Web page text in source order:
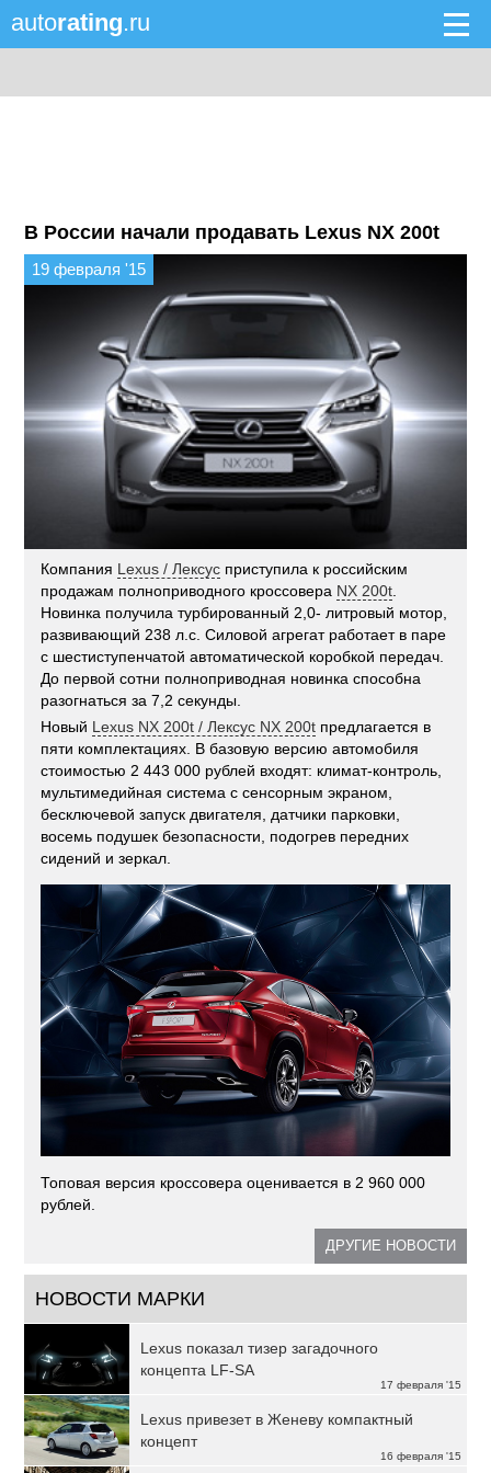
autorating.ru
В России начали продавать Lexus NX 200t
19 февраля '15
Компания Lexus / Лексус приступила к российским
продажам полноприводного кроссовера NX 200t
Новинка получила турбированный 2,0- литровый мотор,
развивающий 238 л.с. Силовой агрегат работает в паре
с шестиступенчатой автоматической коробкой передач.
До первой сотни полноприводная новинка способна
разогнаться за 7,2 секунды.
Новый Lexus NX 200t / Лексус NX 200t предлагается в
пяти комплектациях. В базовую версию автомобиля
стоимостью 2 443 000 рублей входят: климат-контроль,
мультимедийная система с сенсорным экраном,
бесключевой запуск двигателя, датчики парковки,
восемь подушек безопасности, подогрев передних
сидений и зеркал.
Топовая версия кроссовера оценивается в 2 960 000
рублей.
ДРУГИЕ НОВОСТИ
НОВОСТИ МАРКИ
17 февраля '15
Lexus показал тизер загадочного
концепта LF-SA
16 февраля '15
Lexus привезет в Женеву компактный
концепт